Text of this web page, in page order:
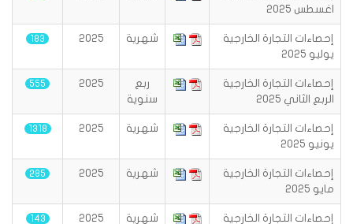
اغسطس 2025
إحصاءات التجارة الخارجية
يوليو 2025
شهرية 2025
183
إحصاءات التجارة الخارجية
الربع الثاني 2025
ربع
سنوية
2025
555
إحصاءات التجارة الخارجية
يونيو 2025
شهرية 2025
1318
إحصاءات التجارة الخارجية
مايو 2025
شهرية 2025
285
إحصاءات التجارة الخارجية
شهرية 2025
143